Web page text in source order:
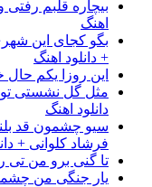
بیچاره قلبم رفتی
اهنگ
بگو کجای این
+ دانلود اهنگ
این روزا یکم حال
مثل گل نشستی تو
دانلود اهنگ
سیو چشمون قد
فرشاد کلوانی +
تا گنی برو من تی
یار جنگی من